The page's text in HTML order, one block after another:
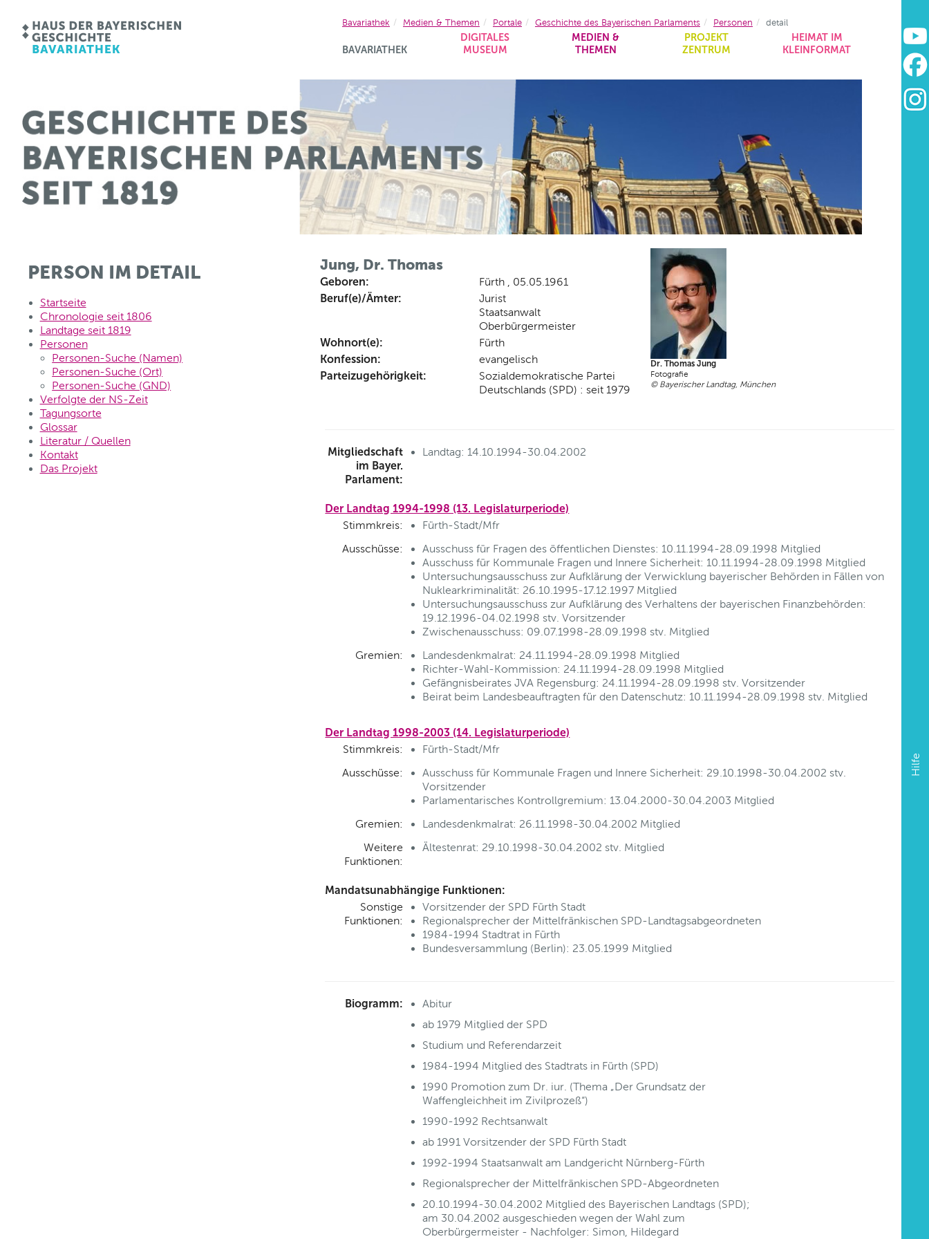
BAVARIATHEK
DIGITALES
MUSEUM
MEDIEN &
THEMEN
PROJEKT
ZENTRUM
HEIMAT IM
KLEINFORMAT
Hilfe
Bavariathek Medien & Themen Portale Geschichte des Bayerischen Parlaments Personen detail
PERSON IM DETAIL
Startseite
Chronologie seit 1806
Landtage seit 1819
Personen
Personen-Suche (Namen)
Personen-Suche (Ort)
Personen-Suche (GND)
Verfolgte der NS-Zeit
Tagungsorte
Glossar
Literatur / Quellen
Kontakt
Das Projekt
Jung, Dr. Thomas
Geboren: Fürth , 05.05.1961
Beruf(e)/Ämter:
Jurist
Staatsanwalt
Oberbürgermeister
Wohnort(e): Fürth
Konfession: evangelisch
Parteizugehörigkeit:
Sozialdemokratische Partei
Deutschlands (SPD) : seit 1979
Dr. Thomas Jung
Fotografie
© Bayerischer Landtag, München
Mitgliedschaft
im Bayer.
Parlament:
Landtag: 14.10.1994-30.04.2002
Der Landtag 1994-1998 (13. Legislaturperiode)
Stimmkreis:
Fürth-Stadt/Mfr
Ausschüsse:
Ausschuss für Fragen des öffentlichen Dienstes: 10.11.1994-28.09.1998 Mitglied
Ausschuss für Kommunale Fragen und Innere Sicherheit: 10.11.1994-28.09.1998 Mitglied
Untersuchungsausschuss zur Aufklärung der Verwicklung bayerischer Behörden in Fällen von
Nuklearkriminalität: 26.10.1995-17.12.1997 Mitglied
Untersuchungsausschuss zur Aufklärung des Verhaltens der bayerischen Finanzbehörden:
19.12.1996-04.02.1998 stv. Vorsitzender
Zwischenausschuss: 09.07.1998-28.09.1998 stv. Mitglied
Gremien:
Landesdenkmalrat: 24.11.1994-28.09.1998 Mitglied
Richter-Wahl-Kommission: 24.11.1994-28.09.1998 Mitglied
Gefängnisbeirates JVA Regensburg: 24.11.1994-28.09.1998 stv. Vorsitzender
Beirat beim Landesbeauftragten für den Datenschutz: 10.11.1994-28.09.1998 stv. Mitglied
Der Landtag 1998-2003 (14. Legislaturperiode)
Stimmkreis:
Fürth-Stadt/Mfr
Ausschüsse:
Ausschuss für Kommunale Fragen und Innere Sicherheit: 29.10.1998-30.04.2002 stv.
Vorsitzender
Parlamentarisches Kontrollgremium: 13.04.2000-30.04.2003 Mitglied
Gremien:
Landesdenkmalrat: 26.11.1998-30.04.2002 Mitglied
Weitere
Funktionen:
Ältestenrat: 29.10.1998-30.04.2002 stv. Mitglied
Mandatsunabhängige Funktionen:
Sonstige
Funktionen:
Vorsitzender der SPD Fürth Stadt
Regionalsprecher der Mittelfränkischen SPD-Landtagsabgeordneten
1984-1994 Stadtrat in Fürth
Bundesversammlung (Berlin): 23.05.1999 Mitglied
Biogramm:
Abitur
ab 1979 Mitglied der SPD
Studium und Referendarzeit
1984-1994 Mitglied des Stadtrats in Fürth (SPD)
1990 Promotion zum Dr. iur. (Thema „Der Grundsatz der
Waffengleichheit im Zivilprozeß“)
1990-1992 Rechtsanwalt
ab 1991 Vorsitzender der SPD Fürth Stadt
1992-1994 Staatsanwalt am Landgericht Nürnberg-Fürth
Regionalsprecher der Mittelfränkischen SPD-Abgeordneten
20.10.1994-30.04.2002 Mitglied des Bayerischen Landtags (SPD);
am 30.04.2002 ausgeschieden wegen der Wahl zum
Oberbürgermeister - Nachfolger: Simon, Hildegard